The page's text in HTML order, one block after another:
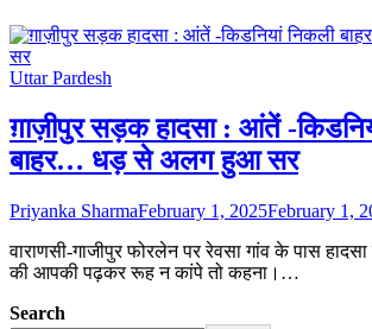
Uttar Pardesh
ग़ाज़ीपुर सड़क हादसा : आंतें -
बाहर… धड़ से अलग हुआ सर
Priyanka SharmaFebruary 1, 2025February 1,
वाराणसी-गाजीपुर फोरलेन पर रेवसा गांव के पास
की आपकी पढ़कर रूह न कांपे तो कहना।…
Search